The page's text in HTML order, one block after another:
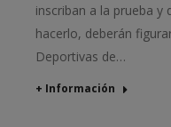
inscriban a la prueba
hacerlo, deberán
Deportivas de…
+ Información